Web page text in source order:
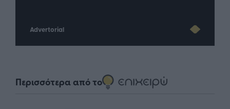
Advertorial
Περισσότερα από το